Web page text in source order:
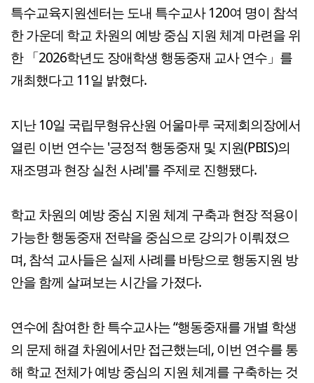
특수교육지원센터는 도내 특수교사 120여 명이 참석
한 가운데 학교 차원의 예방 중심 지원 체계 마련을 위
한 「2026학년도 장애학생 행동중재 교사 연수」를
개최했다고 11일 밝혔다.
지난 10일 국립무형유산원 어울마루 국제회의장에서
열린 이번 연수는 '긍정적 행동중재 및 지원(PBIS)의
재조명과 현장 실천 사례'를 주제로 진행됐다.
학교 차원의 예방 중심 지원 체계 구축과 현장 적용이
가능한 행동중재 전략을 중심으로 강의가 이뤄졌으
며, 참석 교사들은 실제 사례를 바탕으로 행동지원 방
안을 함께 살펴보는 시간을 가졌다.
연수에 참여한 한 특수교사는 “행동중재를 개별 학생
의 문제 해결 차원에서만 접근했는데, 이번 연수를 통
해 학교 전체가 예방 중심의 지원 체계를 구축하는 것